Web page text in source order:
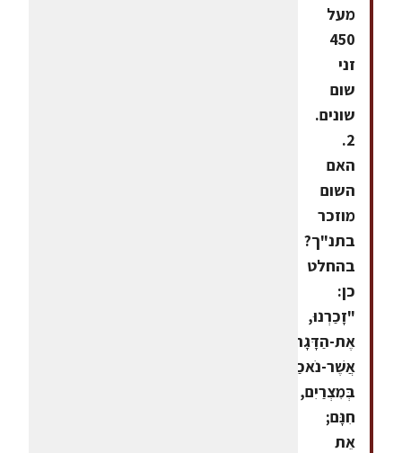
מעל
450
זני
שום
שונים.
2.
האם
השום
מוזכר
בתנ"ך?
בהחלט
כן:
"זָכַרְנוּ,
אֶת-הַדָּגָה,
אֲשֶׁר-נֹאכַל
בְּמִצְרַיִם,
חִנָּם;
אֵת